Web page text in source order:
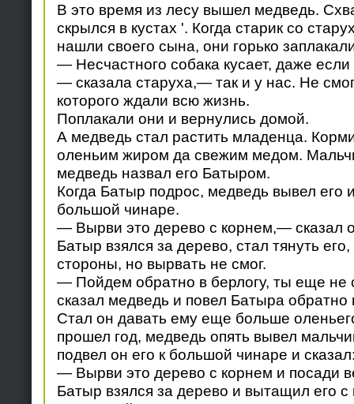
В это время из лесу вышел медведь.
скрылся в кустах '. Когда старик со
нашли своего сына, они горько
— Несчастного собака кусает, даже
— сказала старуха,— так и у нас. Не
которого ждали всю жизнь.
Поплакали они и вернулись домой.
А медведь стал растить младенца.
оленьим жиром да свежим медом.
медведь назвал его Батыром.
Когда Батыр подрос, медведь вывел его
большой чинаре.
— Вырви это дерево с корнем,— сказал
Батыр взялся за дерево, стал тянуть
стороны, но вырвать не смог.
— Пойдем обратно в берлогу, ты еще
сказал медведь и повел Батыра обратно
Стал он давать ему еще больше
прошел год, медведь опять вывел
подвел он его к большой чинаре и
— Вырви это дерево с корнем и посади
Батыр взялся за дерево и вытащил его